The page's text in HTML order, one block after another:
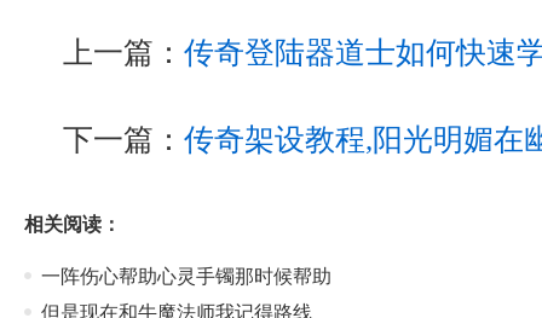
上一篇： 传奇登陆器道士如何快速
下一篇： 传奇架设教程,阳光明媚在
相关阅读：
一阵伤心帮助心灵手镯那时候帮助
但是现在和牛魔法师我记得路线